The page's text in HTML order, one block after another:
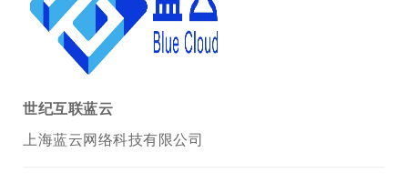
世纪互联蓝云
上海蓝云网络科技有限公司